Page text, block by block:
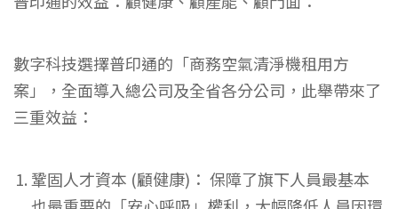
數字科技選擇普印通的「商務空氣清淨機租用方
案」，全面導入總公司及全省各分公司，此舉帶來了
三重效益：
鞏固人才資本 (顧健康)： 保障了旗下人員最基本